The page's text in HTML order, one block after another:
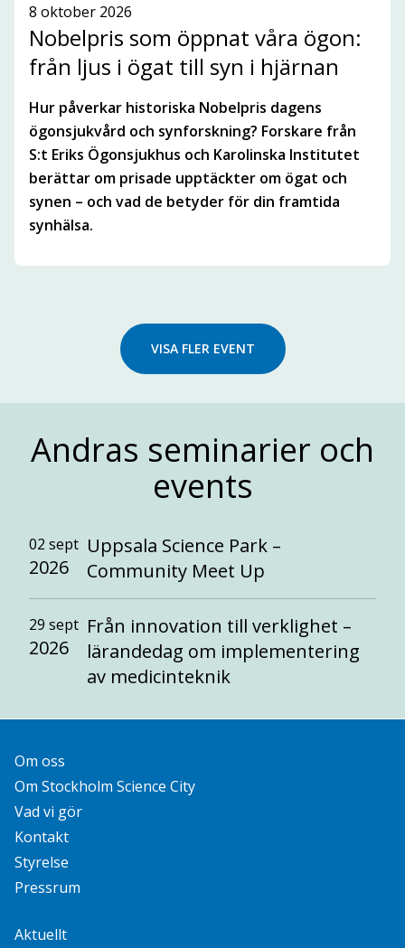
8 oktober 2026
Nobelpris som öppnat våra ögon:
från ljus i ögat till syn i hjärnan
Hur påverkar historiska Nobelpris dagens
ögonsjukvård och synforskning? Forskare från
S:t Eriks Ögonsjukhus och Karolinska Institutet
berättar om prisade upptäckter om ögat och
synen – och vad de betyder för din framtida
synhälsa.
VISA FLER EVENT
Andras seminarier och
events
02 sept
2026
Uppsala Science Park –
Community Meet Up
29 sept
2026
Från innovation till verklighet –
lärandedag om implementering
av medicinteknik
Om oss
Om Stockholm Science City
Vad vi gör
Kontakt
Styrelse
Pressrum
Aktuellt